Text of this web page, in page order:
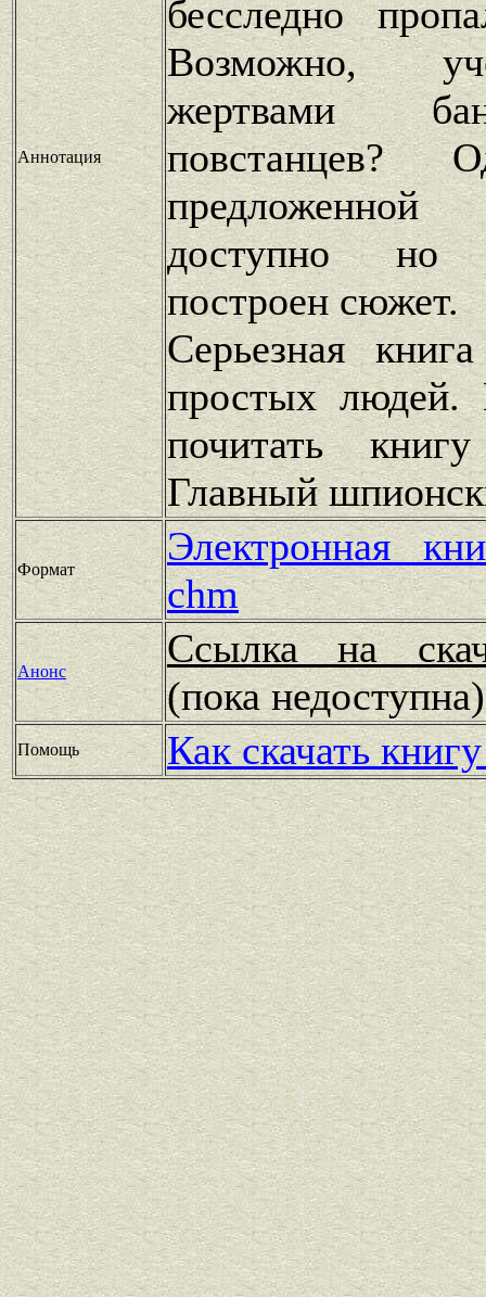
Аннотация
бесследно
Возможно,
жертвами
доступно но
построен сюжет.
Серьезная
простых людей.
почитать
Главный
Формат
Электронная
chm
Анонс
Ссылка на
(пока
Помощь Как скачать